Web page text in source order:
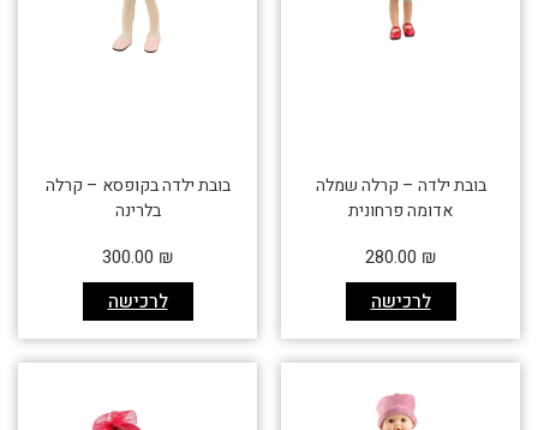
בובת ילדה – קרלה שמלה
אדומה פרחונית
לרכישה
280.00 ₪
בובת ילדה בקופסא – קרלה
בלרינה
לרכישה
300.00 ₪